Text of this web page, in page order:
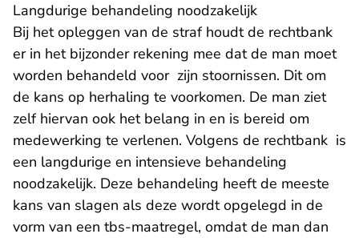
Langdurige behandeling noodzakelijk
Bij het opleggen van de straf houdt de rechtbank
er in het bijzonder rekening mee dat de man moet
worden behandeld voor zijn stoornissen. Dit om
de kans op herhaling te voorkomen. De man ziet
zelf hiervan ook het belang in en is bereid om
medewerking te verlenen. Volgens de rechtbank is
een langdurige en intensieve behandeling
noodzakelijk. Deze behandeling heeft de meeste
kans van slagen als deze wordt opgelegd in de
vorm van een tbs-maatregel, omdat de man dan